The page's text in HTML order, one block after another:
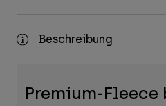
Alles in Accessoires
Hüte & Mützen
Beschreibung
Premium-